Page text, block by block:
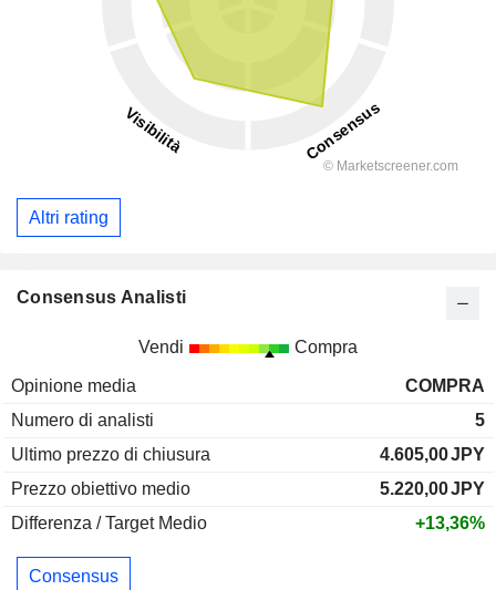
Altri rating
Consensus Analisti
Vendi Compra
Opinione media
COMPRA
Numero di analisti
5
Ultimo prezzo di chiusura
4.605,00JPY
Prezzo obiettivo medio
5.220,00JPY
Differenza / Target Medio
+13,36%
Consensus